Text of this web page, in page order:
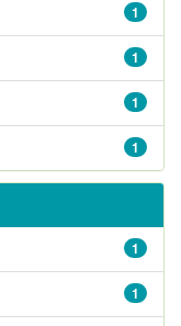
1
1
1
1
1
1